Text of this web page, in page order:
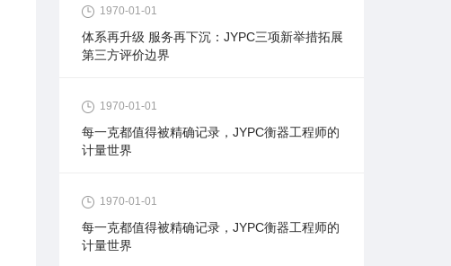
1970-01-01
体系再升级 服务再下沉：JYPC三项新举措拓展
第三方评价边界
1970-01-01
每一克都值得被精确记录，JYPC衡器工程师的
计量世界
1970-01-01
每一克都值得被精确记录，JYPC衡器工程师的
计量世界